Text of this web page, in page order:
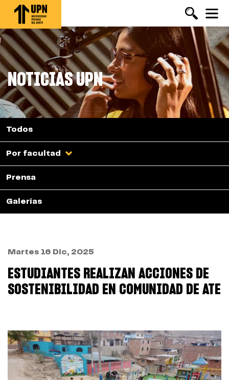
Pasar
contenido
principal
NOTICIAS UPN
Todos
Por facultad
Prensa
Galerías
Martes 16 Dic, 2025
ESTUDIANTES REALIZAN ACCIONES DE
SOSTENIBILIDAD EN COMUNIDAD DE ATE